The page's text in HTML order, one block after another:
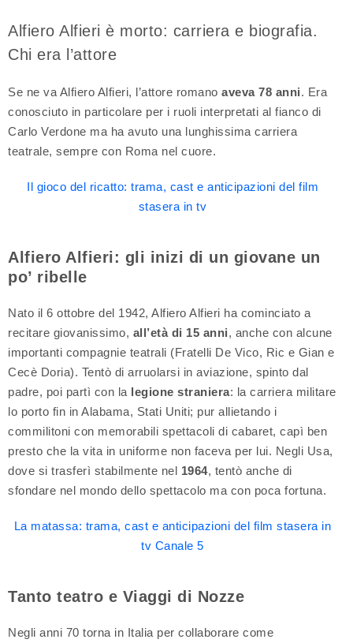
Alfiero Alfieri è morto: carriera e biografia.
Chi era l’attore
Se ne va Alfiero Alfieri, l’attore romano aveva 78 anni. Era
conosciuto in particolare per i ruoli interpretati al fianco di
Carlo Verdone ma ha avuto una lunghissima carriera
teatrale, sempre con Roma nel cuore.
Il gioco del ricatto: trama, cast e anticipazioni del film
stasera in tv
Alfiero Alfieri: gli inizi di un giovane un
po’ ribelle
Nato il 6 ottobre del 1942, Alfiero Alfieri ha cominciato a
recitare giovanissimo, all’età di 15 anni, anche con alcune
importanti compagnie teatrali (Fratelli De Vico, Ric e Gian e
Cecè Doria). Tentò di arruolarsi in aviazione, spinto dal
padre, poi partì con la legione straniera: la carriera militare
lo porto fin in Alabama, Stati Uniti; pur allietando i
commilitoni con memorabili spettacoli di cabaret, capì ben
presto che la vita in uniforme non faceva per lui. Negli Usa,
dove si trasferì stabilmente nel 1964, tentò anche di
sfondare nel mondo dello spettacolo ma con poca fortuna.
La matassa: trama, cast e anticipazioni del film stasera in
tv Canale 5
Tanto teatro e Viaggi di Nozze
Negli anni 70 torna in Italia per collaborare come